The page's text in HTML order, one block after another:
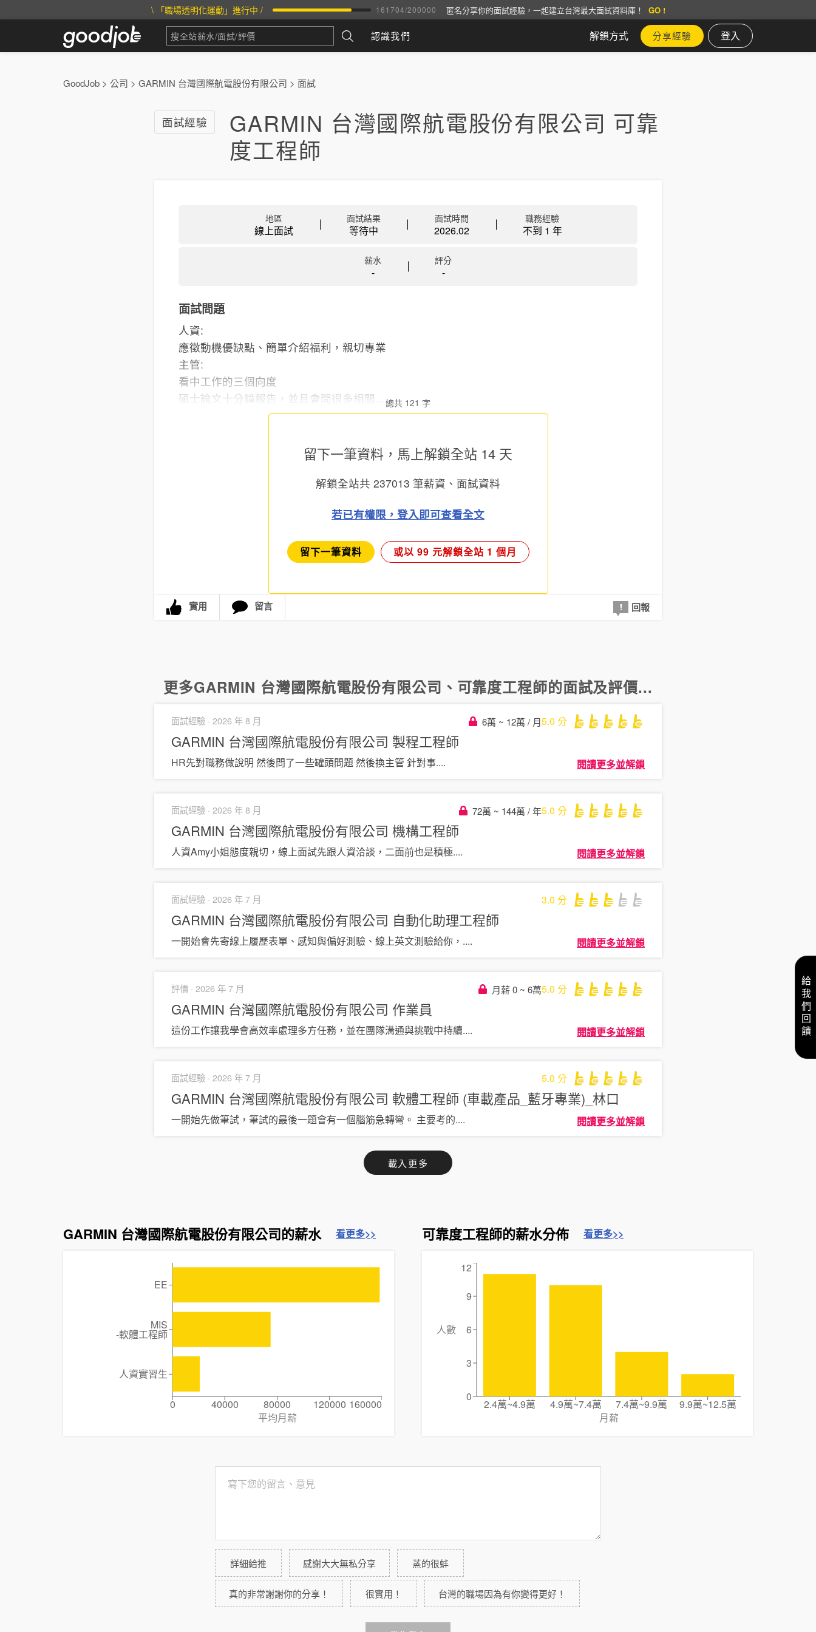
\ 「職場透明化運動」進行中 / 161704/200000 匿名分享你的面試經驗，一起建立台灣最大面試資料庫！ GO !
認識我們 解鎖方式 分享經驗 登入
GoodJob > 公司 > GARMIN 台灣國際航電股份有限公司 > 面試
面試經驗
GARMIN 台灣國際航電股份有限公司 可靠
度工程師
地區
線上面試
面試結果
等待中
面試時間
2026.02
職務經驗
不到 1 年
薪水
-
評分
-
面試問題
人資:
應徵動機優缺點、簡單介紹福利，親切專業
主管:
看中工作的三個向度
碩士論文十分鐘報告，並且會問很多相關...
總共 121 字
留下一筆資料，馬上解鎖全站 14 天
解鎖全站共 237013 筆薪資、面試資料
若已有權限，登入即可查看全文
留下一筆資料 或以 99 元解鎖全站 1 個月
實用 留言 回報
更多GARMIN 台灣國際航電股份有限公司 、 可靠度工程師的面試及評價...
面試經驗 · 2026 年 8 月 6萬 ~ 12萬 / 月5.0 分
GARMIN 台灣國際航電股份有限公司 製程工程師
HR先對職務做說明 然後問了一些罐頭問題 然後換主管 針對事.... 閱讀更多並解鎖
面試經驗 · 2026 年 8 月 72萬 ~ 144萬 / 年5.0 分
GARMIN 台灣國際航電股份有限公司 機構工程師
人資Amy小姐態度親切，線上面試先跟人資洽談，二面前也是積極.... 閱讀更多並解鎖
面試經驗 · 2026 年 7 月 3.0 分
GARMIN 台灣國際航電股份有限公司 自動化助理工程師
一開始會先寄線上履歷表單、感知與偏好測驗、線上英文測驗給你， .... 閱讀更多並解鎖
評價 · 2026 年 7 月 月薪 0 ~ 6萬5.0 分
GARMIN 台灣國際航電股份有限公司 作業員
這份工作讓我學會高效率處理多方任務，並在團隊溝通與挑戰中持續.... 閱讀更多並解鎖
面試經驗 · 2026 年 7 月 5.0 分
GARMIN 台灣國際航電股份有限公司 軟體工程師 (車載產品_藍牙專業)_林口
一開始先做筆試，筆試的最後一題會有一個腦筋急轉彎。 主要考的.... 閱讀更多並解鎖
載入更多
GARMIN 台灣國際航電股份有限公司的薪水 看更多>>
0 40000 80000 120000 160000
平均月薪
EE
MIS
-軟體工程師
人資實習生
可靠度工程師的薪水分佈 看更多>>
2.4萬~4.9萬 4.9萬~7.4萬 7.4萬~9.9萬
9.9萬~12.5萬
月薪
0
3
6
9
12
人數
詳細給推 感謝大大無私分享 蒸的很蚌
真的非常謝謝你的分享！ 很實用！ 台灣的職場因為有你變得更好！
給我們回饋